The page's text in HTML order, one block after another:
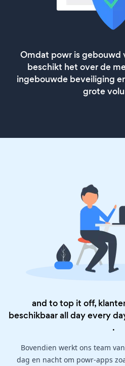
Omdat powr is gebouwd
beschikt het over de
ingebouwde beveiliging
grote
and to top it off,
beschikbaar all day every
.
Bovendien werkt ons team
dag en nacht om powr-apps